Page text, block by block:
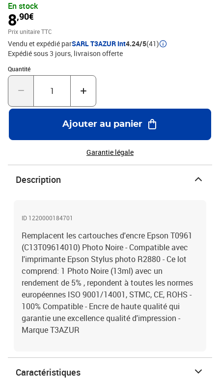
9001/14001, STMC, CE, ROHS - 100% Compatible - Encre de haute
qualité qui garantie une excellence qualité d'impression - Marque
T3AZUR
En stock
8,90€
Prix unitaire TTC
Vendu et expédié parSARL T3AZUR Int4.24/5(41)
Expédié sous 3 jours livraison offerte
Quantité
Quantité : 1
Ajouter au panier
Garantie légale
Description
ID 1220000184701
Remplacent les cartouches d'encre Epson T0961
(C13T09614010) Photo Noire - Compatible avec
l'imprimante Epson Stylus photo R2880 - Ce lot
comprend: 1 Photo Noire (13ml) avec un
rendement de 5% , repondent à toutes les normes
européennes ISO 9001/14001, STMC, CE, ROHS -
100% Compatible - Encre de haute qualité qui
garantie une excellence qualité d'impression -
Marque T3AZUR
Caractéristiques